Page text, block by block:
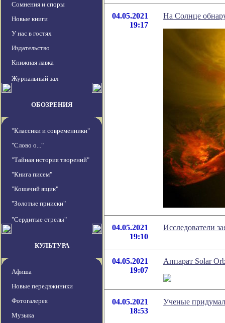
Сомнения и споры
Новые книги
У нас в гостях
Издательство
Книжная лавка
Журнальный зал
ОБОЗРЕНИЯ
"Классики и современники"
"Слово о..."
"Тайная история творений"
"Книга писем"
"Кошачий ящик"
"Золотые прииски"
"Сердитые стрелы"
КУЛЬТУРА
Афиша
Новые передвжиники
Фотогалерея
Музыка
04.05.2021
19:17
На Солнце
04.05.2021
19:10
Исследователи
04.05.2021
19:07
Аппарат Solar
04.05.2021
18:53
Ученые